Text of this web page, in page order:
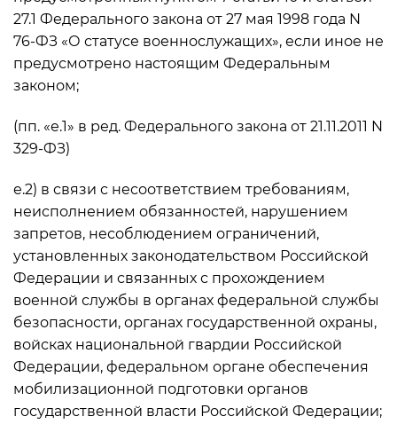
27.1 Федерального закона от 27 мая 1998 года N
76-ФЗ «О статусе военнослужащих», если иное не
предусмотрено настоящим Федеральным
законом;
(пп. «е.1» в ред. Федерального закона от 21.11.2011 N
329-ФЗ)
е.2) в связи с несоответствием требованиям,
неисполнением обязанностей, нарушением
запретов, несоблюдением ограничений,
установленных законодательством Российской
Федерации и связанных с прохождением
военной службы в органах федеральной службы
безопасности, органах государственной охраны,
войсках национальной гвардии Российской
Федерации, федеральном органе обеспечения
мобилизационной подготовки органов
государственной власти Российской Федерации;